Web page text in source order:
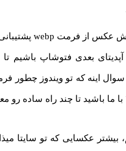
بعدی فتوشاپ باشیم
ما باشید تا چند راه ساده رو